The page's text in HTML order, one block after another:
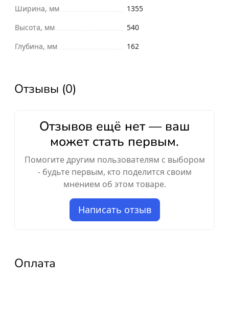
Ширина, мм
1355
Высота, мм
540
Глубина, мм
162
Отзывы (0)
Отзывов ещё нет — ваш
может стать первым.
Помогите другим пользователям с выбором
- будьте первым, кто поделится своим
мнением об этом товаре.
Написать отзыв
Оплата